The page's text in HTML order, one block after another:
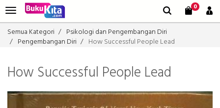
0
Semua Kategori
Psikologi dan Pengembangan Diri
Pengembangan Diri
How Successful People Lead
How Successful People Lead